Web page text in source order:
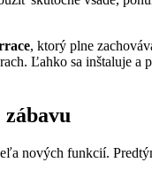
, ktorý plne
Ľahko sa inštaluje
nových funkcií.